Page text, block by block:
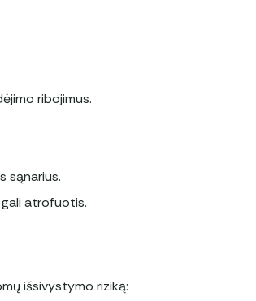
ribojimus.
sąnarius.
atrofuotis.
išsivystymo riziką: